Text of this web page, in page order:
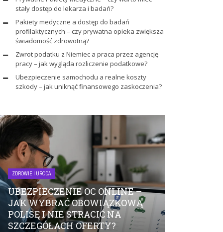
stały dostęp do lekarza i badań?
Pakiety medyczne a dostęp do badań
profilaktycznych – czy prywatna opieka zwiększa
świadomość zdrowotną?
Zwrot podatku z Niemiec a praca przez agencję
pracy – jak wygląda rozliczenie podatkowe?
Ubezpieczenie samochodu a realne koszty
szkody – jak uniknąć finansowego zaskoczenia?
ZDROWIE I URODA
UBEZPIECZENIE OC ONLINE –
JAK WYBRAĆ OBOWIĄZKOWĄ
POLISĘ I NIE STRACIĆ NA
SZCZEGÓŁACH OFERTY?